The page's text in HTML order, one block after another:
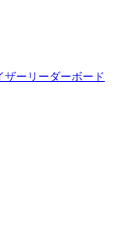
ーリーダーボード